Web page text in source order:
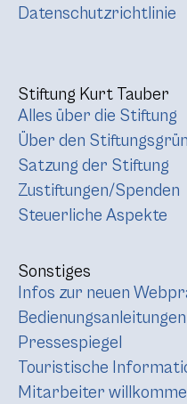
Datenschutzrichtlinie
Stiftung Kurt Tauber
Alles über die Stiftung
Über den
Satzung der Stiftung
Zustiftungen/Spenden
Steuerliche Aspekte
Sonstiges
Infos zur neuen
Bedienungsanleitungen
Pressespiegel
Touristische
Mitarbeiter